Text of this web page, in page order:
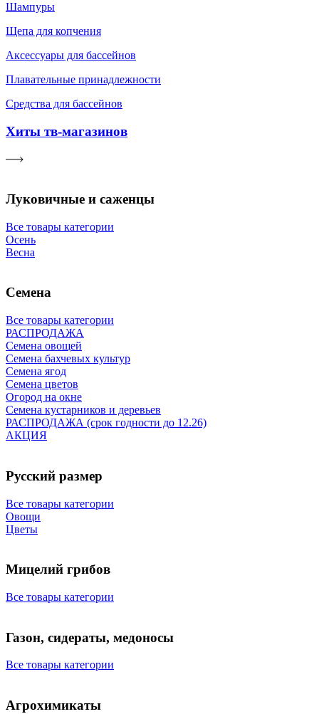
Шампуры
Щепа для копчения
Аксессуары для бассейнов
Плавательные принадлежности
Средства для бассейнов
Хиты тв-магазинов
Луковичные и саженцы
Все товары категории
Осень
Весна
Семена
Все товары категории
РАСПРОДАЖА
Семена овощей
Семена бахчевых культур
Семена ягод
Семена цветов
Огород на окне
Семена кустарников и деревьев
РАСПРОДАЖА (срок годности до 12.26)
АКЦИЯ
Русский размер
Все товары категории
Овощи
Цветы
Мицелий грибов
Все товары категории
Газон, сидераты, медоносы
Все товары категории
Агрохимикаты